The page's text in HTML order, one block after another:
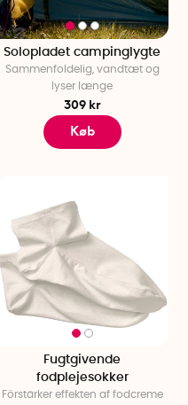
Solopladet campinglygte
Sammenfoldelig, vandtæt og
lyser længe
309 kr
Køb
Fugtgivende
fodplejesokker
Förstärker effekten af fodcreme